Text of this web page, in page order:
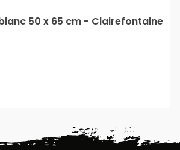
50 x 65 cm - Clairefontaine